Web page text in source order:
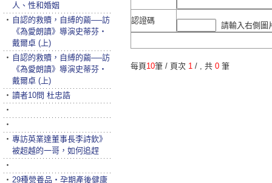
認證碼
請輸入右側
每頁10筆 / 頁次 1 / , 共 0 筆
人、性和婚姻
‧ 自認的救贖，自縛的繭──訪
《為愛朗讀》導演史蒂芬‧
戴爾卓 (上)
‧ 自認的救贖，自縛的繭──訪
《為愛朗讀》導演史蒂芬‧
戴爾卓 (上)
‧ 讀者10問 杜忠誥
‧
‧
‧ 專訪英業達董事長李詩欽》
被超越的一哥，如何追趕
‧
‧ 29種營養品‧孕期產後健康